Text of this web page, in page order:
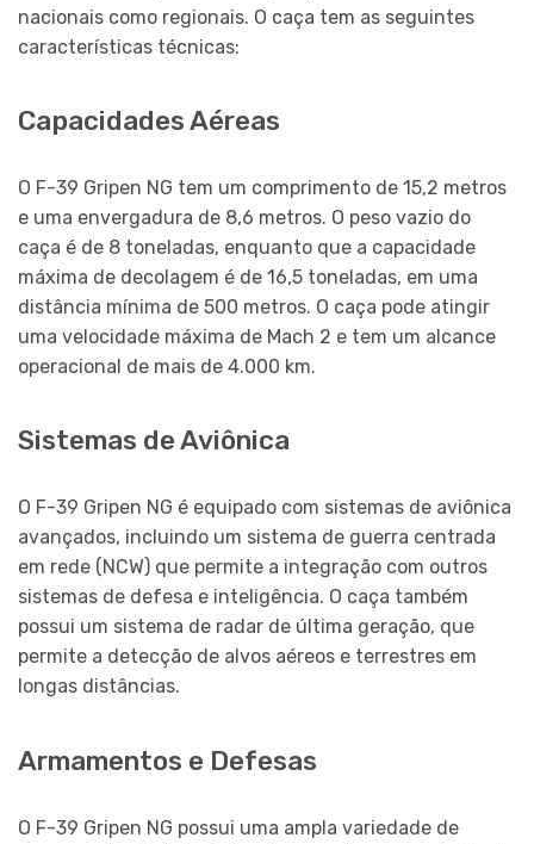
nacionais como regionais. O caça tem as seguintes
características técnicas:
Capacidades Aéreas
O F-39 Gripen NG tem um comprimento de 15,2 metros
e uma envergadura de 8,6 metros. O peso vazio do
caça é de 8 toneladas, enquanto que a capacidade
máxima de decolagem é de 16,5 toneladas, em uma
distância mínima de 500 metros. O caça pode atingir
uma velocidade máxima de Mach 2 e tem um alcance
operacional de mais de 4.000 km.
Sistemas de Aviônica
O F-39 Gripen NG é equipado com sistemas de aviônica
avançados, incluindo um sistema de guerra centrada
em rede (NCW) que permite a integração com outros
sistemas de defesa e inteligência. O caça também
possui um sistema de radar de última geração, que
permite a detecção de alvos aéreos e terrestres em
longas distâncias.
Armamentos e Defesas
O F-39 Gripen NG possui uma ampla variedade de